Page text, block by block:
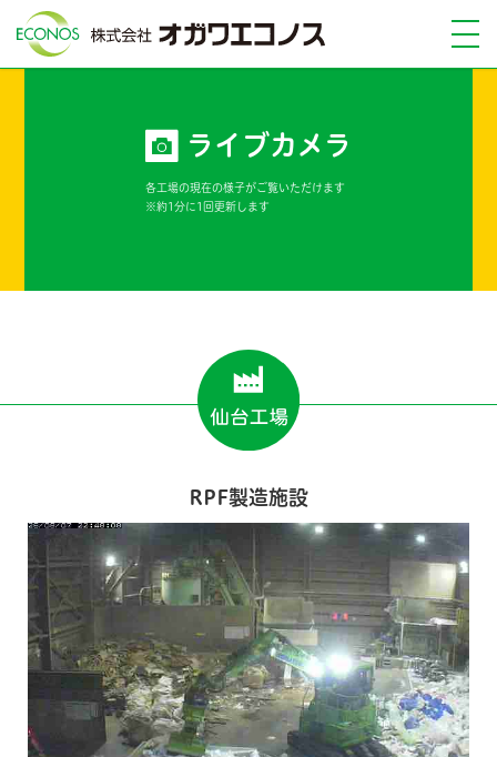
ライブカメラ
各工場の現在の様子がご覧いただけます
※約1分に1回更新します
RPF製造施設